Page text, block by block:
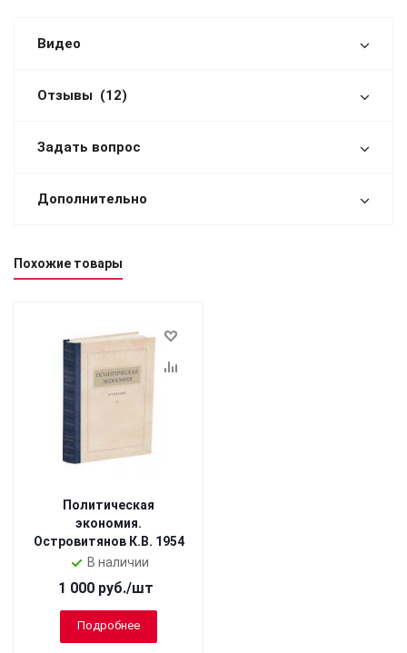
Видео
Отзывы (12)
Задать вопрос
Дополнительно
Похожие товары
Политическая
экономия.
Островитянов К.В. 1954
В наличии
1 000руб./шт
Подробнее